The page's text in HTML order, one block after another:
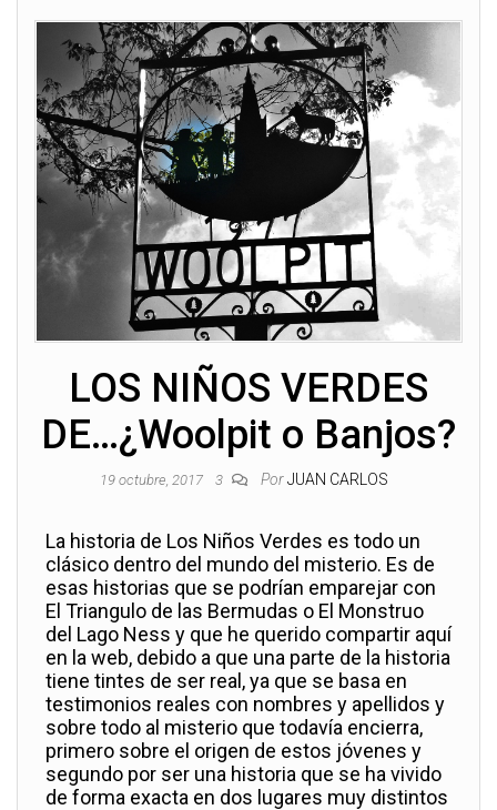
LOS NIÑOS VERDES
DE…¿Woolpit o Banjos?
19 octubre, 2017 3 PorJUAN CARLOS
La historia de Los Niños Verdes es todo un
clásico dentro del mundo del misterio. Es de
esas historias que se podrían emparejar con
El Triangulo de las Bermudas o El Monstruo
del Lago Ness y que he querido compartir aquí
en la web, debido a que una parte de la historia
tiene tintes de ser real, ya que se basa en
testimonios reales con nombres y apellidos y
sobre todo al misterio que todavía encierra,
primero sobre el origen de estos jóvenes y
segundo por ser una historia que se ha vivido
de forma exacta en dos lugares muy distintos